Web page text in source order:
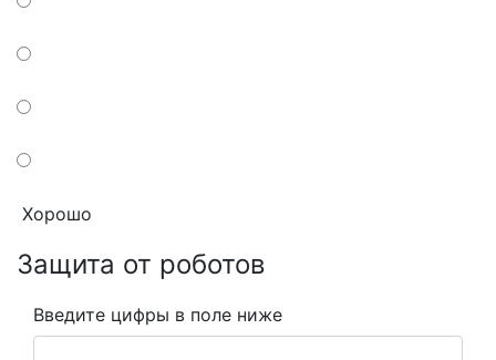
Хорошо
Защита от роботов
Введите цифры в поле ниже